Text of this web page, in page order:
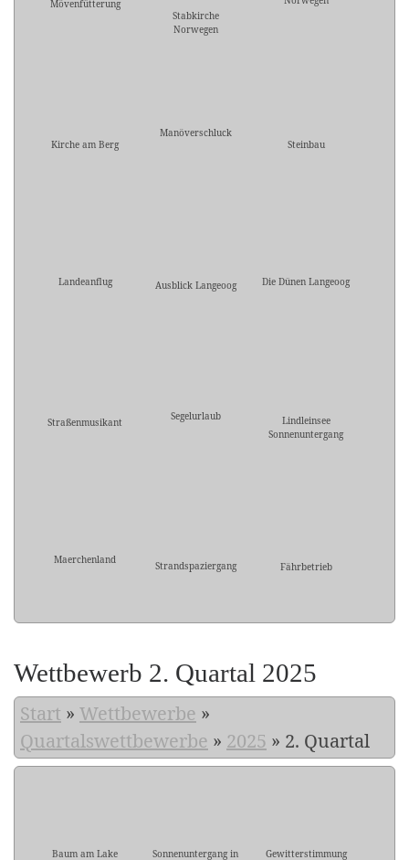
Mövenfütterung
Stabkirche
Norwegen
Kirche am Berg
Manöverschluck
Steinbau
Landeanflug Ausblick Langeoog Die Dünen Langeoog
Straßenmusikant Segelurlaub
Lindleinsee
Sonnenuntergang
Maerchenland Strandspaziergang Fährbetrieb
Wettbewerb 2. Quartal 2025
Start » Wettbewerbe »
Quartalswettbewerbe » 2025 » 2. Quartal
Baum am Lake Sonnenuntergang in Gewitterstimmung